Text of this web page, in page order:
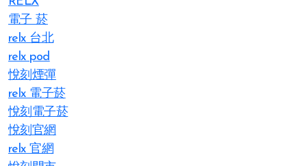
電子 菸
relx 台北
relx pod
悅刻煙彈
relx 電子菸
悅刻電子菸
悅刻官網
relx 官網